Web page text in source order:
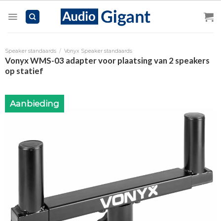
Speaker standaards / Vonyx Speaker standaards
Vonyx WMS-03 adapter voor plaatsing van 2 speakers
op statief
Aanbieding